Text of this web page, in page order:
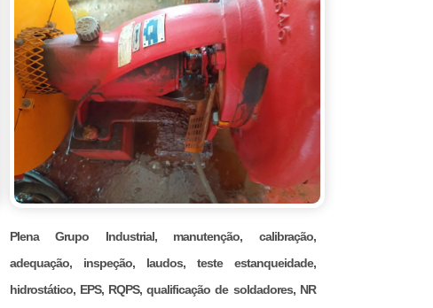
Plena Grupo Industrial, manutenção, calibração,
adequação, inspeção, laudos, teste estanqueidade,
hidrostático, EPS, RQPS, qualificação de soldadores, NR